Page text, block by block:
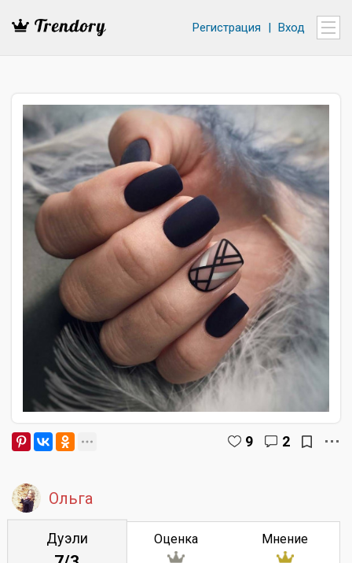
Регистрация | Вход
9 2
Ольга
Дуэли Оценка Мнение